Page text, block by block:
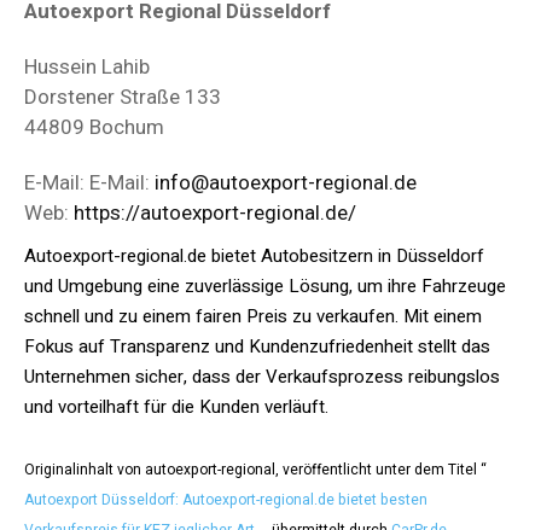
Autoexport Regional Düsseldorf
Hussein Lahib
Dorstener Straße 133
44809 Bochum
E-Mail: E-Mail: info@autoexport-regional.de
Web: https://autoexport-regional.de/
Autoexport-regional.de bietet Autobesitzern in Düsseldorf
und Umgebung eine zuverlässige Lösung, um ihre Fahrzeuge
schnell und zu einem fairen Preis zu verkaufen. Mit einem
Fokus auf Transparenz und Kundenzufriedenheit stellt das
Unternehmen sicher, dass der Verkaufsprozess reibungslos
und vorteilhaft für die Kunden verläuft.
Originalinhalt von autoexport-regional, veröffentlicht unter dem Titel “
Autoexport Düsseldorf: Autoexport-regional.de bietet besten